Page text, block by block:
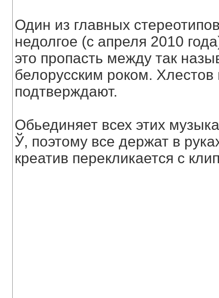
Один из главных
недолгое (с апреля 2010
это пропасть между так
белорусским роком.
подтверждают.
Обьединяет всех этих
Ў, поэтому все держат в
креатив перекликается с